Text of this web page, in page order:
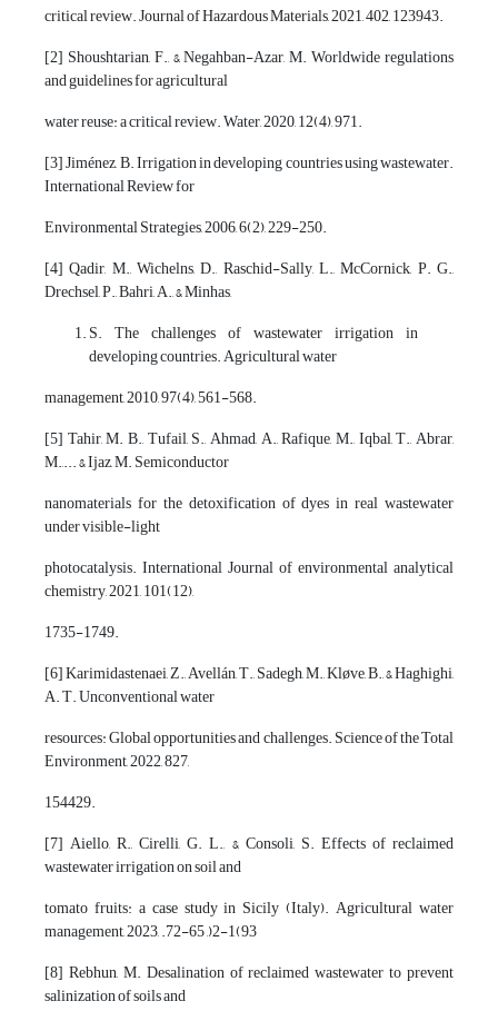
critical review. Journal of Hazardous Materials, 2021, 402, 123943.
[2] Shoushtarian, F., & Negahban-Azar, M. Worldwide regulations
and guidelines for agricultural
water reuse: a critical review. Water, 2020, 12(4), 971.
[3] Jiménez, B. Irrigation in developing countries using wastewater.
International Review for
Environmental Strategies, 2006, 6(2), 229-250.
[4] Qadir, M., Wichelns, D., Raschid-Sally, L., McCornick, P. G.,
Drechsel, P., Bahri, A., & Minhas,
S. The challenges of wastewater irrigation in
developing countries. Agricultural water
management, 2010, 97(4), 561-568.
[5] Tahir, M. B., Tufail, S., Ahmad, A., Rafique, M., Iqbal, T., Abrar,
M.,... & Ijaz, M. Semiconductor
nanomaterials for the detoxification of dyes in real wastewater
under visible-light
photocatalysis. International Journal of environmental analytical
chemistry, 2021, 101(12),
1735-1749.
[6] Karimidastenaei, Z., Avellán, T., Sadegh, M., Kløve, B., & Haghighi,
A. T. Unconventional water
resources: Global opportunities and challenges. Science of the Total
Environment, 2022, 827,
154429.
[7] Aiello, R., Cirelli, G. L., & Consoli, S. Effects of reclaimed
wastewater irrigation on soil and
tomato fruits: a case study in Sicily (Italy). Agricultural water
management, 2023, .72-65 ,)2-1(93
[8] Rebhun, M. Desalination of reclaimed wastewater to prevent
salinization of soils and